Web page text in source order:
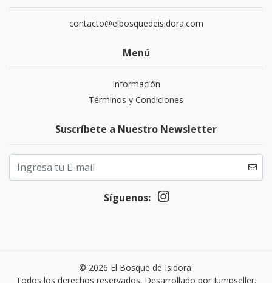
contacto@elbosquedeisidora.com
Menú
Información
Términos y Condiciones
Suscríbete a Nuestro Newsletter
Síguenos:
© 2026 El Bosque de Isidora.
Todos los derechos reservados. Desarrollado por Jumpseller.